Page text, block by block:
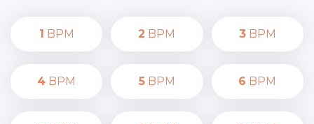
1 BPM 2 BPM 3BPM
4 BPM 5BPM 6 BPM